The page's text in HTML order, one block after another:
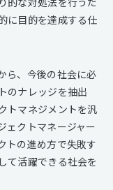
に目的を達成する仕
ら、今後の社会に必
のナレッジを抽出
トマネジメントを汎
ェクトマネージャー
トの進め方で失敗す
て活躍できる社会を